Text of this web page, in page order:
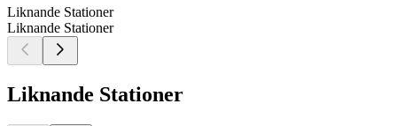
Liknande Stationer
Liknande Stationer
Liknande Stationer